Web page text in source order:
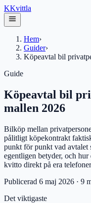
KKvittla
Hem›
Guider›
Köpeavtal bil
Guide
Köpeavtal bil
mallen 2026
Bilköp mellan
pålitligt köpekontrakt
punkt för punkt vad
egentligen betyder, och
kvitto direkt på era
Publicerad 6 maj 2026 · 9
Det viktigaste